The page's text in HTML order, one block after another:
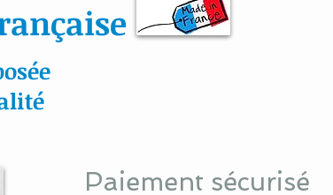
Paiement sécurisé